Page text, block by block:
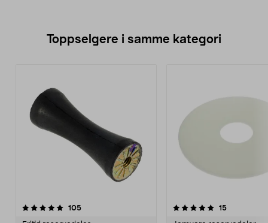
Toppselgere i samme kategori
105anmeldelser
5.0 av 5 stjerner 15anmeldelser
4.5 av 5 stjerner